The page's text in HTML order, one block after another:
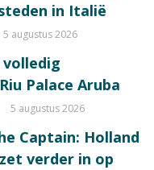
in Italië
5 augustus 2026
volledig
Palace Aruba
5 augustus 2026
Captain: Holland
verder in op